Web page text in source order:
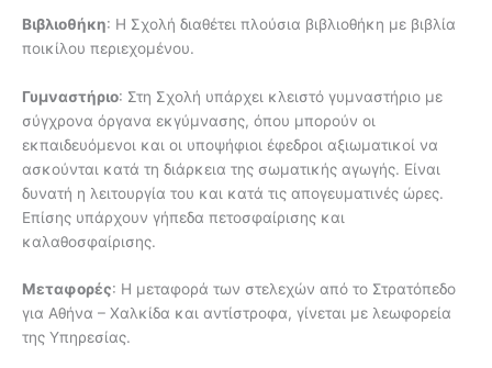
Βιβλιοθήκη: Η Σχολή διαθέτει πλούσια βιβλιοθήκη με βιβλία
ποικίλου περιεχομένου.
Γυμναστήριο: Στη Σχολή υπάρχει κλειστό γυμναστήριο με
σύγχρονα όργανα εκγύμνασης, όπου μπορούν οι
εκπαιδευόμενοι και οι υποψήφιοι έφεδροι αξιωματικοί να
ασκούνται κατά τη διάρκεια της σωματικής αγωγής. Είναι
δυνατή η λειτουργία του και κατά τις απογευματινές ώρες.
Επίσης υπάρχουν γήπεδα πετοσφαίρισης και
καλαθοσφαίρισης.
Μεταφορές: Η μεταφορά των στελεχών από το Στρατόπεδο
για Αθήνα – Χαλκίδα και αντίστροφα, γίνεται με λεωφορεία
της Υπηρεσίας.